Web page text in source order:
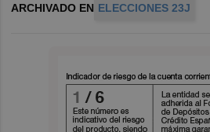
ARCHIVADO EN ELECCIONES 23J